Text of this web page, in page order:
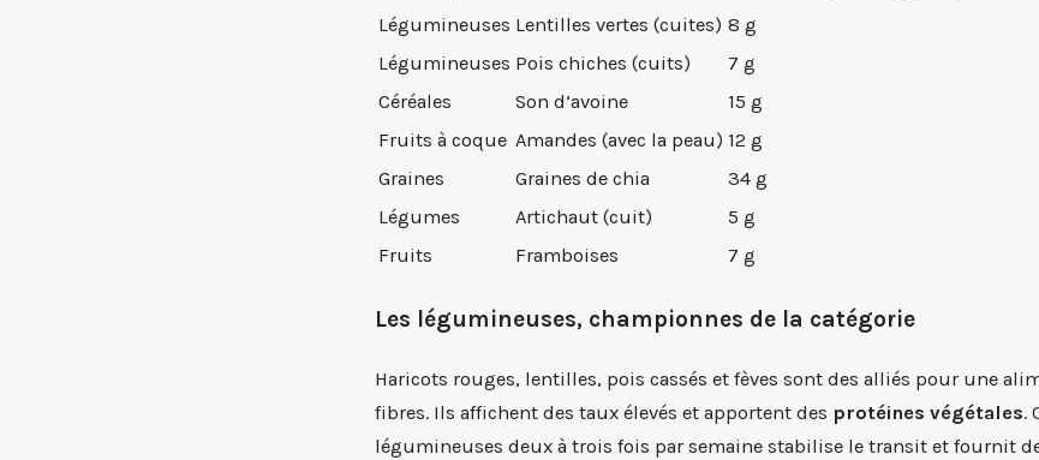
Légumineuses Lentilles vertes (cuites) 8 g
Légumineuses Pois chiches (cuits)
7 g
Céréales
Son d’avoine
15 g
Fruits à coque Amandes (avec la peau) 12 g
Graines
Graines de chia
34 g
Légumes
Artichaut (cuit)
5 g
Fruits
Framboises 7 g
Les légumineuses, championnes de la catégorie
Haricots rouges, lentilles, pois cassés et fèves sont des alliés pour une
fibres. Ils affichent des taux élevés et apportent des protéines végétales.
légumineuses deux à trois fois par semaine stabilise le transit et fournit